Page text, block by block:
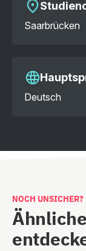
Saarbrücken
Deutsch
NOCH UNSICHER?